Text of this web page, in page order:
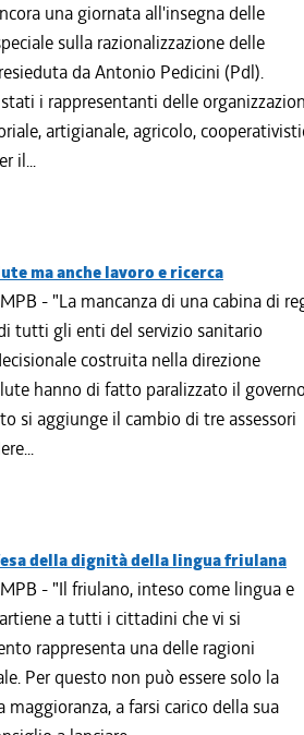
una giornata all'insegna delle
sulla razionalizzazione delle
da Antonio Pedicini (Pdl).
i rappresentanti delle
artigianale, agricolo,
il...
ma anche lavoro e ricerca
- "La mancanza di una cabina di
tutti gli enti del servizio sanitario
costruita nella direzione
hanno di fatto paralizzato il
si aggiunge il cambio di tre assessori
della dignità della lingua friulana
- "Il friulano, inteso come lingua e
a tutti i cittadini che vi si
rappresenta una delle ragioni
Per questo non può essere solo la
a farsi carico della sua